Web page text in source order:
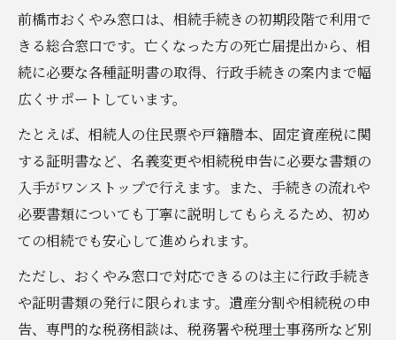
前橋市おくやみ窓口は、相続手続きの初期段階で利用で
きる総合窓口です。亡くなった方の死亡届提出から、相
続に必要な各種証明書の取得、行政手続きの案内まで幅
広くサポートしています。
たとえば、相続人の住民票や戸籍謄本、固定資産税に関
する証明書など、名義変更や相続税申告に必要な書類の
入手がワンストップで行えます。また、手続きの流れや
必要書類についても丁寧に説明してもらえるため、初め
ての相続でも安心して進められます。
ただし、おくやみ窓口で対応できるのは主に行政手続き
や証明書類の発行に限られます。遺産分割や相続税の申
告、専門的な税務相談は、税務署や税理士事務所など別